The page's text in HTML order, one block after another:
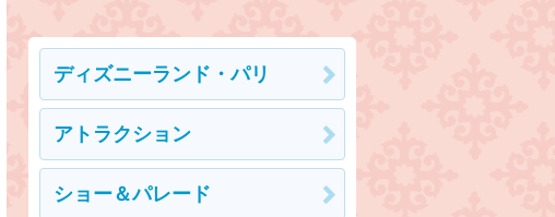
ディズニーランド・パリ
アトラクション
ショー＆パレード